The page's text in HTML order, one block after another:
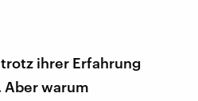
ihrer Erfahrung
Aber warum